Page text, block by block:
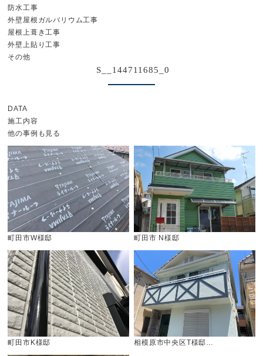
防水工事
外壁屋根ガルバリウム工事
屋根上葺き工事
外壁上貼り工事
その他
S__144711685_0
DATA
施工内容
他の事例も見る
町田市W様邸 町田市 N様邸
町田市K様邸 相模原市中央区T様邸…